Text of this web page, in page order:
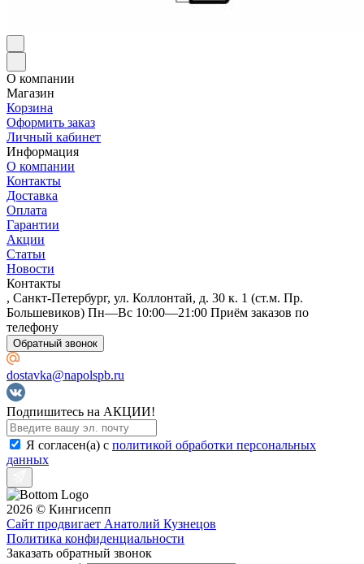
О компании
Магазин
Корзина
Оформить заказ
Личный кабинет
Информация
О компании
Контакты
Доставка
Оплата
Гарантии
Акции
Статьи
Новости
Контакты
, Санкт-Петербург, ул. Коллонтай, д. 30 к. 1 (ст.м. Пр.
Большевиков) Пн—Вс 10:00—21:00 Приём заказов по
телефону
Обратный звонок
dostavka@napolspb.ru
Подпишитесь на АКЦИИ!
Я согласен(a) с политикой обработки персональных
данных
2026 © Кингисепп
Сайт продвигает Анатолий Кузнецов
Политика конфиденциальности
Заказать обратный звонок